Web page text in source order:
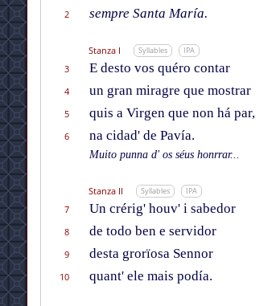
2 sempre Santa María.
Stanza I Syllables IPA
3 E desto vos quéro contar
4 un gran miragre que mostrar
5 quis a Virgen que non há par,
6 na cidad' de Pavía.
Muito punna d' os séus honrrar...
Stanza II Syllables IPA
7 Un crérig' houv' i sabedor
8 de todo ben e servidor
9 desta grorïosa Sennor
10 quant' ele mais podía.